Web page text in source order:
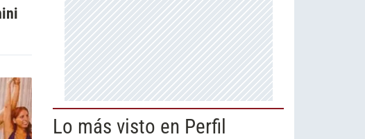
Lo más visto en Perfil